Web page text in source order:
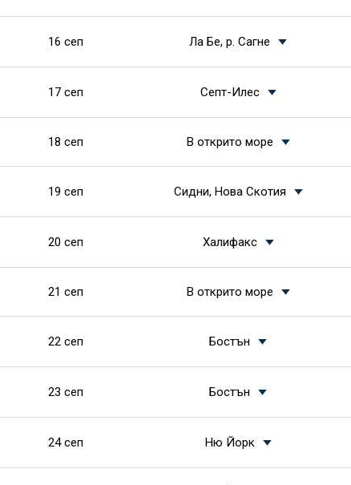
16 сеп Ла Бе, р. Сагне
17 сеп Септ-Илес
18 сеп В открито море
19 сеп Сидни, Нова Скотия
20 сеп Халифакс
21 сеп В открито море
22 сеп Бостън
23 сеп Бостън
24 сеп Ню Йорк